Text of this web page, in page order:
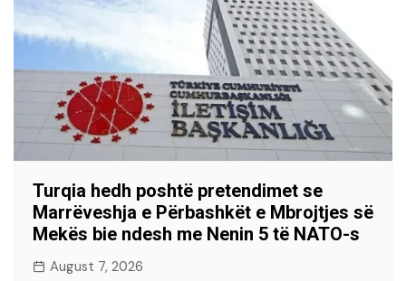
Turqia hedh poshtë pretendimet se
Marrëveshja e Përbashkët e Mbrojtjes së
Mekës bie ndesh me Nenin 5 të NATO-s
August 7, 2026